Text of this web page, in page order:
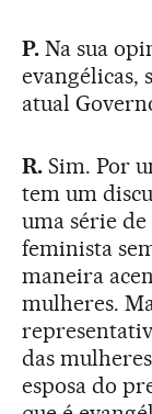
P.Na sua
evangélicas,
atual
R.Sim. Por
tem um
uma série
feminista
maneira
mulheres.
das
esposa do